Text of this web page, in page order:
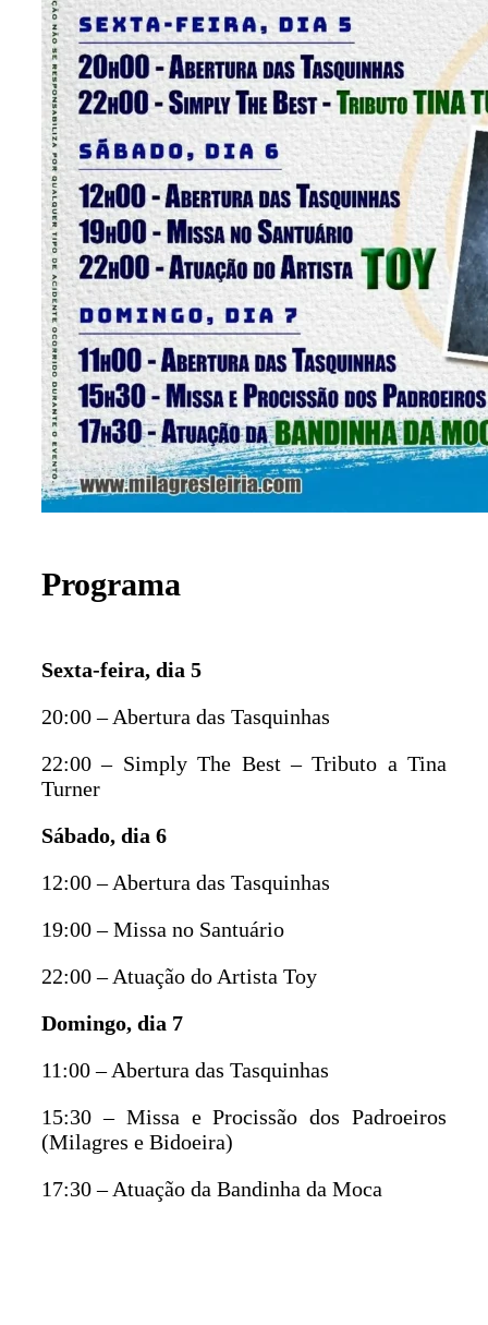
Programa
Sexta-feira, dia 5
20:00 – Abertura das Tasquinhas
22:00 – Simply The Best – Tributo a Tina
Turner
Sábado, dia 6
12:00 – Abertura das Tasquinhas
19:00 – Missa no Santuário
22:00 – Atuação do Artista Toy
Domingo, dia 7
11:00 – Abertura das Tasquinhas
15:30 – Missa e Procissão dos Padroeiros
(Milagres e Bidoeira)
17:30 – Atuação da Bandinha da Moca